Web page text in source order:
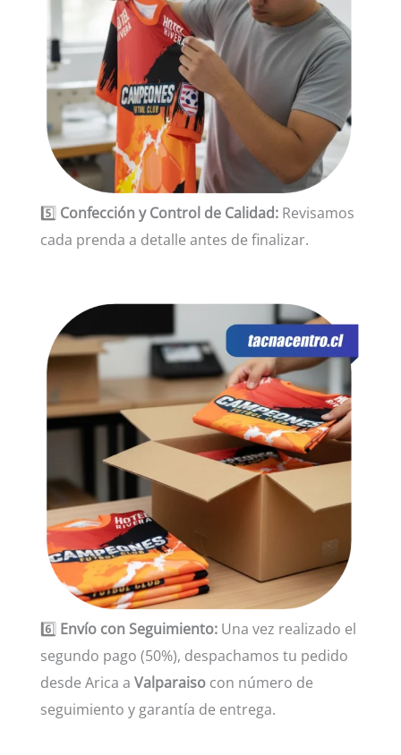
5️⃣ Confección y Control de Calidad:Revisamos
cada prenda a detalle antes de finalizar.
6️⃣ Envío con Seguimiento:Una vez realizado el
segundo pago (50%), despachamos tu pedido
desde Arica a Valparaisocon número de
seguimiento y garantía de entrega.